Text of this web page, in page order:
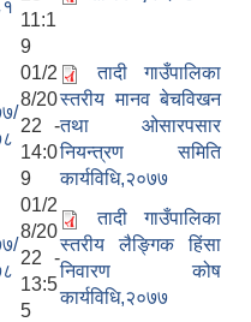
11:1
9
01/2
8/20
22 -
14:0
9
तादी गाउँपालिका
स्तरीय मानव बेचविखन
तथा ओसारपसार
नियन्त्रण समिति
कार्यविधि,२०७७
01/2
8/20
22 -
13:5
5
तादी गाउँपालिका
स्तरीय लैङ्गिक हिंसा
निवारण कोष
कार्यविधि,२०७७